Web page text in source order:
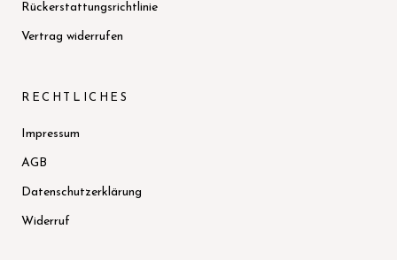
Rückerstattungsrichtlinie
Vertrag widerrufen
RECHTLICHES
Impressum
AGB
Datenschutzerklärung
Widerruf